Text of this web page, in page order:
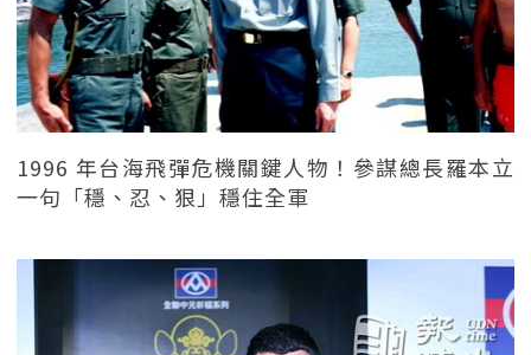
1996 年台海飛彈危機關鍵人物！參謀總長羅本立
一句「穩、忍、狠」穩住全軍